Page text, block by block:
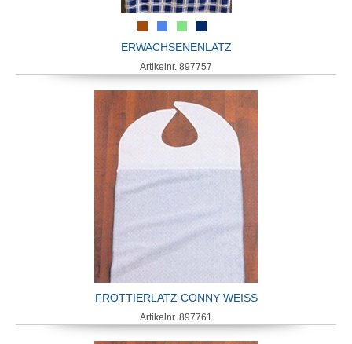
ERWACHSENENLATZ
Artikelnr. 897757
FROTTIERLATZ CONNY WEISS
Artikelnr. 897761